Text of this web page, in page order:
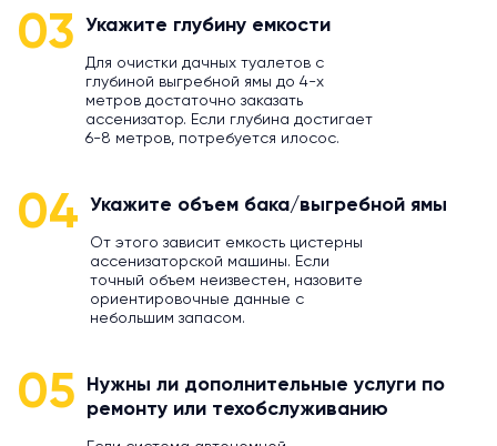
03 Укажите глубину емкости
Для очистки дачных туалетов с
глубиной выгребной ямы до 4-х
метров достаточно заказать
ассенизатор. Если глубина достигает
6-8 метров, потребуется илосос.
04 Укажите объем бака/выгребной ямы
От этого зависит емкость цистерны
ассенизаторской машины. Если
точный объем неизвестен, назовите
ориентировочные данные с
небольшим запасом.
05
Нужны ли дополнительные услуги по
ремонту или техобслуживанию